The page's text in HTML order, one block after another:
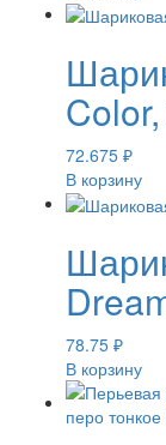
72.675 ₽
В корзину
78.75 ₽
В корзину